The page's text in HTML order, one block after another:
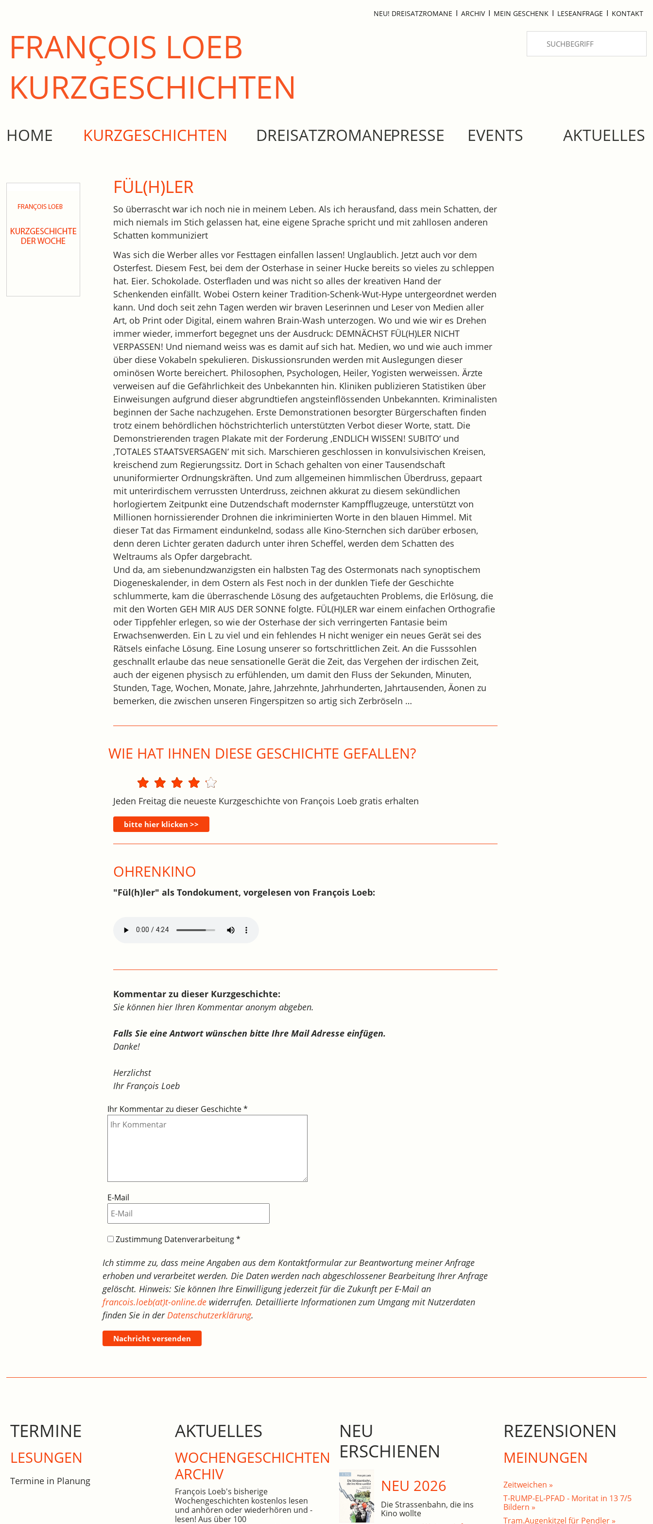
NEU! DREISATZROMANE I ARCHIV I MEIN GESCHENK I LESEANFRAGE I KONTAKT
FRANÇOIS LOEB
KURZ­GESCHICHTEN
HOME KURZGESCHICHTEN DREISATZROMANEPRESSE EVENTS AKTUELLES
FÜL(H)LER
So überrascht war ich noch nie in meinem Leben. Als ich herausfand, dass mein Schatten, der
mich niemals im Stich gelassen hat, eine eigene Sprache spricht und mit zahllosen anderen
Schatten kommuniziert
Was sich die Werber alles vor Festtagen einfallen lassen! Unglaublich. Jetzt auch vor dem
Osterfest. Diesem Fest, bei dem der Osterhase in seiner Hucke bereits so vieles zu schleppen
hat. Eier. Schokolade. Osterfladen und was nicht so alles der kreativen Hand der
Schenkenden einfällt. Wobei Ostern keiner Tradition-Schenk-Wut-Hype untergeordnet werden
kann. Und doch seit zehn Tagen werden wir braven Leserinnen und Leser von Medien aller
Art, ob Print oder Digital, einem wahren Brain-Wash unterzogen. Wo und wie wir es Drehen
immer wieder, immerfort begegnet uns der Ausdruck: DEMNÄCHST FÜL(H)LER NICHT
VERPASSEN! Und niemand weiss was es damit auf sich hat. Medien, wo und wie auch immer
über diese Vokabeln spekulieren. Diskussionsrunden werden mit Auslegungen dieser
ominösen Worte bereichert. Philosophen, Psychologen, Heiler, Yogisten werweissen. Ärzte
verweisen auf die Gefährlichkeit des Unbekannten hin. Kliniken publizieren Statistiken über
Einweisungen aufgrund dieser abgrundtiefen angsteinflössenden Unbekannten. Kriminalisten
beginnen der Sache nachzugehen. Erste Demonstrationen besorgter Bürgerschaften finden
trotz einem behördlichen höchstrichterlich unterstützten Verbot dieser Worte, statt. Die
Demonstrierenden tragen Plakate mit der Forderung ‚ENDLICH WISSEN! SUBITO‘ und
‚TOTALES STAATSVERSAGEN‘ mit sich. Marschieren geschlossen in konvulsivischen Kreisen,
kreischend zum Regierungssitz. Dort in Schach gehalten von einer Tausendschaft
ununiformierter Ordnungskräften. Und zum allgemeinen himmlischen Überdruss, gepaart
mit unterirdischem verrussten Unterdruss, zeichnen akkurat zu diesem sekündlichen
horlogiertem Zeitpunkt eine Dutzendschaft modernster Kampfflugzeuge, unterstützt von
Millionen hornissierender Drohnen die inkriminierten Worte in den blauen Himmel. Mit
dieser Tat das Firmament eindunkelnd, sodass alle Kino-Sternchen sich darüber erbosen,
denn deren Lichter geraten dadurch unter ihren Scheffel, werden dem Schatten des
Weltraums als Opfer dargebracht.
Und da, am siebenundzwanzigsten ein halbsten Tag des Ostermonats nach synoptischem
Diogeneskalender, in dem Ostern als Fest noch in der dunklen Tiefe der Geschichte
schlummerte, kam die überraschende Lösung des aufgetauchten Problems, die Erlösung, die
mit den Worten GEH MIR AUS DER SONNE folgte. FÜL(H)LER war einem einfachen Orthografie
oder Tippfehler erlegen, so wie der Osterhase der sich verringerten Fantasie beim
Erwachsenwerden. Ein L zu viel und ein fehlendes H nicht weniger ein neues Gerät sei des
Rätsels einfache Lösung. Eine Losung unserer so fortschrittlichen Zeit. An die Fusssohlen
geschnallt erlaube das neue sensationelle Gerät die Zeit, das Vergehen der irdischen Zeit,
auch der eigenen physisch zu erfühlenden, um damit den Fluss der Sekunden, Minuten,
Stunden, Tage, Wochen, Monate, Jahre, Jahrzehnte, Jahrhunderten, Jahrtausenden, Äonen zu
bemerken, die zwischen unseren Fingerspitzen so artig sich Zerbröseln …
WIE HAT IHNEN DIESE GESCHICHTE GEFALLEN?
Jeden Freitag die neueste Kurzgeschichte von François Loeb gratis erhalten
OHRENKINO
"Fül(h)ler" als Tondokument, vorgelesen von François Loeb:
Kommentar zu dieser Kurzgeschichte:
Sie können hier Ihren Kommentar anonym abgeben.
Falls Sie eine Antwort wünschen bitte Ihre Mail Adresse einfügen.
Danke!
Herzlichst
Ihr François Loeb
Ihr Kommentar zu dieser Geschichte*
E-Mail
Zustimmung Datenverarbeitung*
Ich stimme zu, dass meine Angaben aus dem Kontaktformular zur Beantwortung meiner Anfrage
erhoben und verarbeitet werden. Die Daten werden nach abgeschlossener Bearbeitung Ihrer Anfrage
gelöscht. Hinweis: Sie können Ihre Einwilligung jederzeit für die Zukunft per E-Mail an
francois.loeb(at)t-online.de widerrufen. Detaillierte Informationen zum Umgang mit Nutzerdaten
finden Sie in derDatenschutzerklärung.
Nachricht versenden
TERMINE
LESUNGEN
Termine in Planung
AKTUELLES
WOCHEN­GE­SCHICHTEN
ARCHIV
François Loeb's bisherige
Wochengeschichten kostenlos lesen
und anhören oder wiederhören und -
lesen! Aus über 100
NEU
ERSCHIENEN
NEU 2026
Die Strassenbahn, die ins
Kino wollte
REZENSIONEN
MEINUNGEN
Zeitweichen »
T-RUMP-EL-PFAD - Moritat in 13 7/5
Bildern »
Tram.Augenkitzel für Pendler »